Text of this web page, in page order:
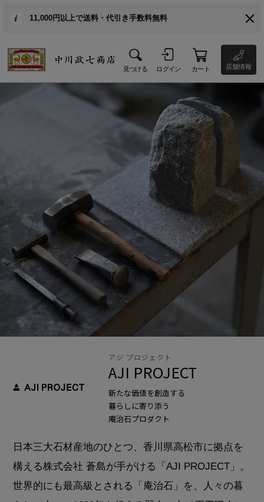
11,000円以上で送料・代引き手数料無料
見つける ログイン カート 店舗情報
アジ プロジェクト
AJI PROJECT
新たな価値を創造する
暮らしに寄り添う
庵治石プロダクト
日本三大石材産地のひとつ、香川県高松市に拠点を
構える株式会社 蒼島が手がける「AJI PROJECT」。
世界的にも最高級とされる「庵治石」を、人々の暮